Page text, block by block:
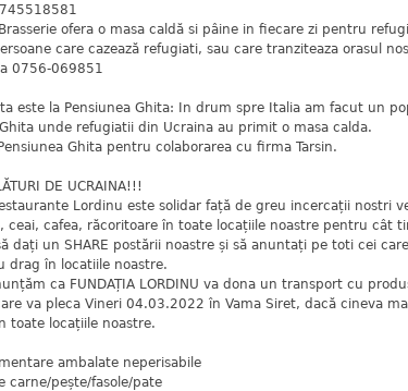
Brasserie ofera o masa caldă si pâine in fiecare zi pentru
care cazează refugiati, sau care tranziteaza orasul
0756-069851
este la Pensiunea Ghita: In drum spre Italia am facut un
unde refugiatii din Ucraina au primit o masa calda.
Ghita pentru colaborarea cu firma Tarsin.
DE UCRAINA!!!
Lordinu este solidar față de greu incercații nostri
ceai, cafea, răcoritoare în toate locațiile noastre pentru cât
dați un SHARE postării noastre și să anuntați pe toti cei
drag în locatiile noastre.
ca FUNDAȚIA LORDINU va dona un transport cu
va pleca Vineri 04.03.2022 în Vama Siret, dacă cineva
toate locațiile noastre.
ambalate neperisabile
carne/pește/fasole/pate